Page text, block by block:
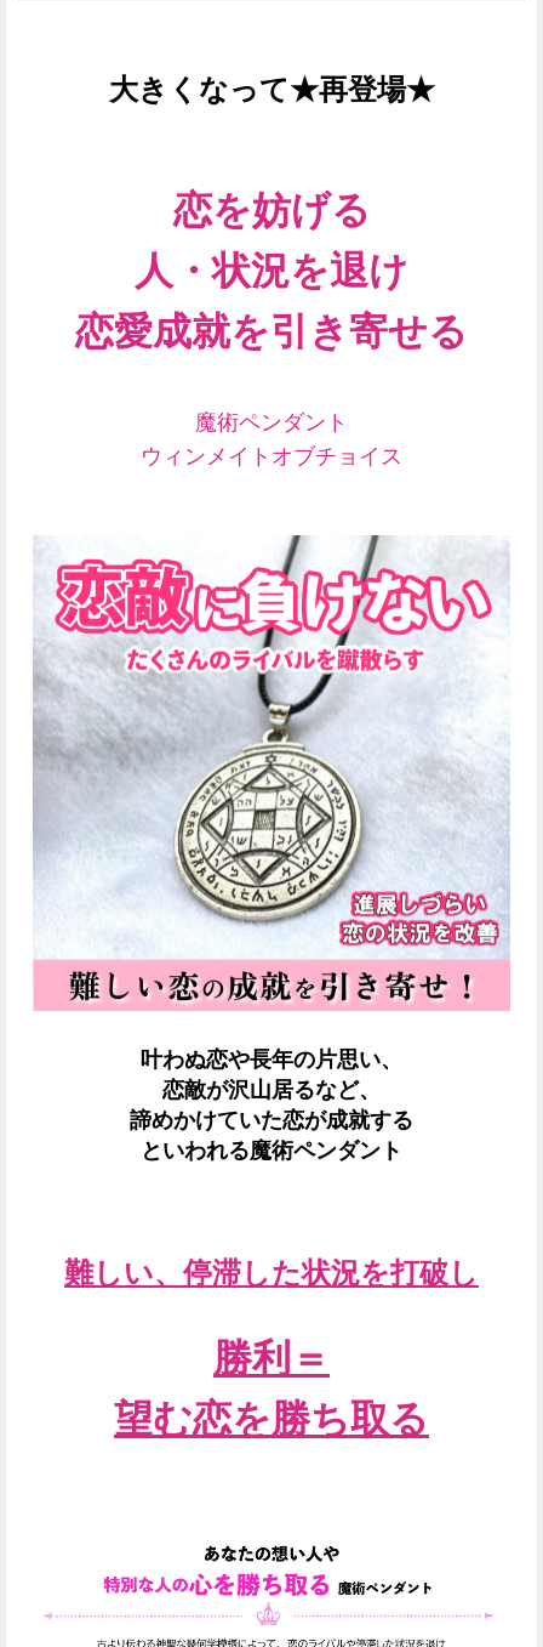
大きくなって★再登場★
恋を妨げる
人・状況を退け
恋愛成就を引き寄せる
魔術ペンダント
ウィンメイトオブチョイス
叶わぬ恋や長年の片思い、
恋敵が沢山居るなど、
諦めかけていた恋が成就する
といわれる魔術ペンダント
難しい、停滞した状況を打破し
勝利＝
望む恋を勝ち取る